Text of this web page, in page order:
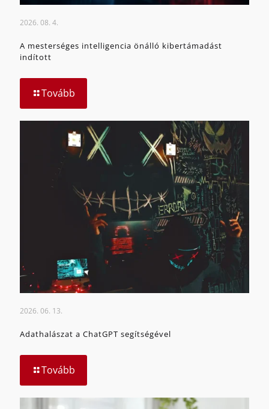
2026. 08. 4.
A mesterséges intelligencia önálló kibertámadást
indított
Tovább
2026. 06. 13.
Adathalászat a ChatGPT segítségével
Tovább